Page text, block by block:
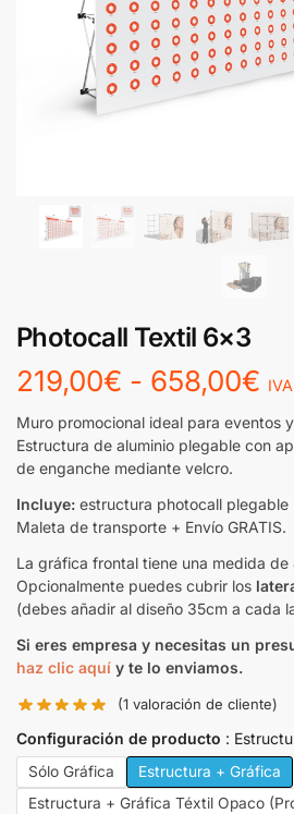
Photocall Textil 6×3
219,00€ - 658,00€
Muro promocional ideal para eventos
Estructura de aluminio plegable con
de enganche mediante velcro.
Incluye: estructura photocall plegable
Maleta de transporte + Envío GRATIS.
La gráfica frontal tiene una medida de
Opcionalmente puedes cubrir los
(debes añadir al diseño 35cm a cada
Si eres empresa y necesitas un
haz clic aquí y te lo enviamos.
(1 valoración de cliente)
Configuración de producto
Sólo Gráfica
Estructura + Gráfica
Estructura + Gráfica Téxtil Opaco